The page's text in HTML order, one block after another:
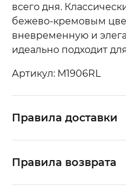
всего дня.
бежево-кремовым
вневременную и
идеально подходит
Артикул: M1906RL
Правила доставки
Правила возврата